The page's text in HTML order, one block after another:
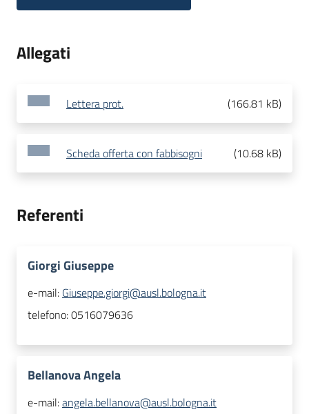
Allegati
Lettera prot. (166.81 kB)
Scheda offerta con fabbisogni (10.68 kB)
Referenti
Giorgi Giuseppe
e-mail: Giuseppe.giorgi@ausl.bologna.it
telefono:0516079636
Bellanova Angela
e-mail:angela.bellanova@ausl.bologna.it